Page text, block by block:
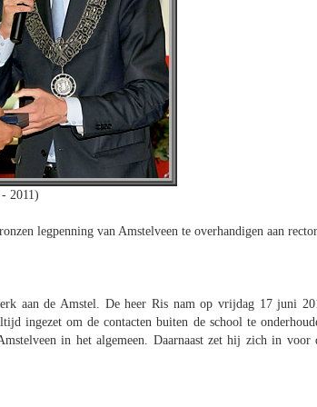
2011)
legpenning van Amstelveen te overhandigen aan rector
aan de Amstel. De heer Ris nam op vrijdag 17 juni
ingezet om de contacten buiten de school te
in het algemeen. Daarnaast zet hij zich in voor